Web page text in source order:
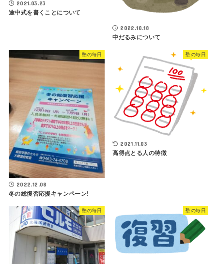
2021.03.23
途中式を書くことについて
2022.10.18
中だるみについて
塾の毎日
2022.12.08
冬の総復習応援キャンペーン!
塾の毎日
2021.11.03
高得点とる人の特徴
塾の毎日 塾の毎日